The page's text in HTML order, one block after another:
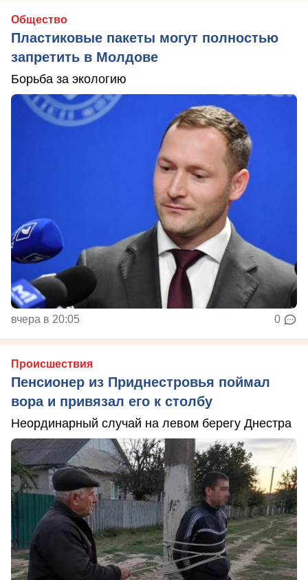
Общество
Пластиковые пакеты могут полностью
запретить в Молдове
Борьба за экологию
вчера в 20:05 0
Происшествия
Пенсионер из Приднестровья поймал
вора и привязал его к столбу
Неординарный случай на левом берегу Днестра